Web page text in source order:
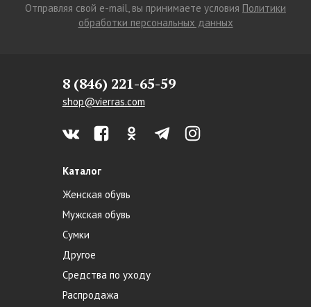
Отправляя свой e-mail, вы принимаете условия Политики
обработки персональных данных
8 (846) 221-65-59
shop@vierras.com
Каталог
Женская обувь
Мужская обувь
Сумки
Другое
Средства по уходу
Распродажа